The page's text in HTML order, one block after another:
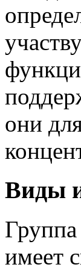
они
Виды
имеет